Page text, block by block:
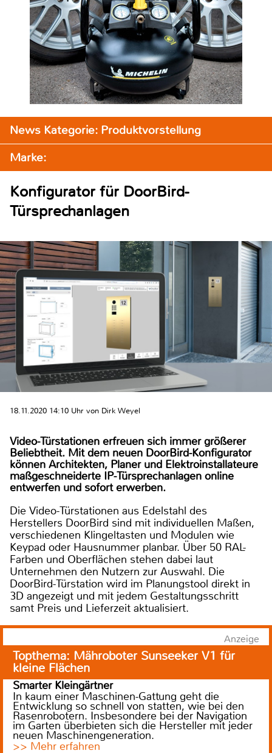
News Kategorie: Produktvorstellung
Marke:
Konfigurator für DoorBird-
Türsprechanlagen
18.11.2020 14:10 Uhr von Dirk Weyel
Video-Türstationen erfreuen sich immer größerer
Beliebtheit. Mit dem neuen DoorBird-Konfigurator
können Architekten, Planer und Elektroinstallateure
maßgeschneiderte IP-Türsprechanlagen online
entwerfen und sofort erwerben.
Die Video-Türstationen aus Edelstahl des
Herstellers DoorBird sind mit individuellen Maßen,
verschiedenen Klingeltasten und Modulen wie
Keypad oder Hausnummer planbar. Über 50 RAL-
Farben und Oberflächen stehen dabei laut
Unternehmen den Nutzern zur Auswahl. Die
DoorBird-Türstation wird im Planungstool direkt in
3D angezeigt und mit jedem Gestaltungsschritt
samt Preis und Lieferzeit aktualisiert.
Anzeige
Topthema: Mähroboter Sunseeker V1 für
kleine Flächen
Smarter Kleingärtner
In kaum einer Maschinen-Gattung geht die
Entwicklung so schnell von statten, wie bei den
Rasenrobotern. Insbesondere bei der Navigation
im Garten überbieten sich die Hersteller mit jeder
neuen Maschinengeneration.
>> Mehr erfahren